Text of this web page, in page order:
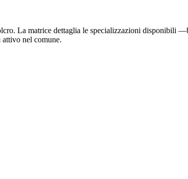
La matrice dettaglia le specializzazioni disponibili
nel comune.